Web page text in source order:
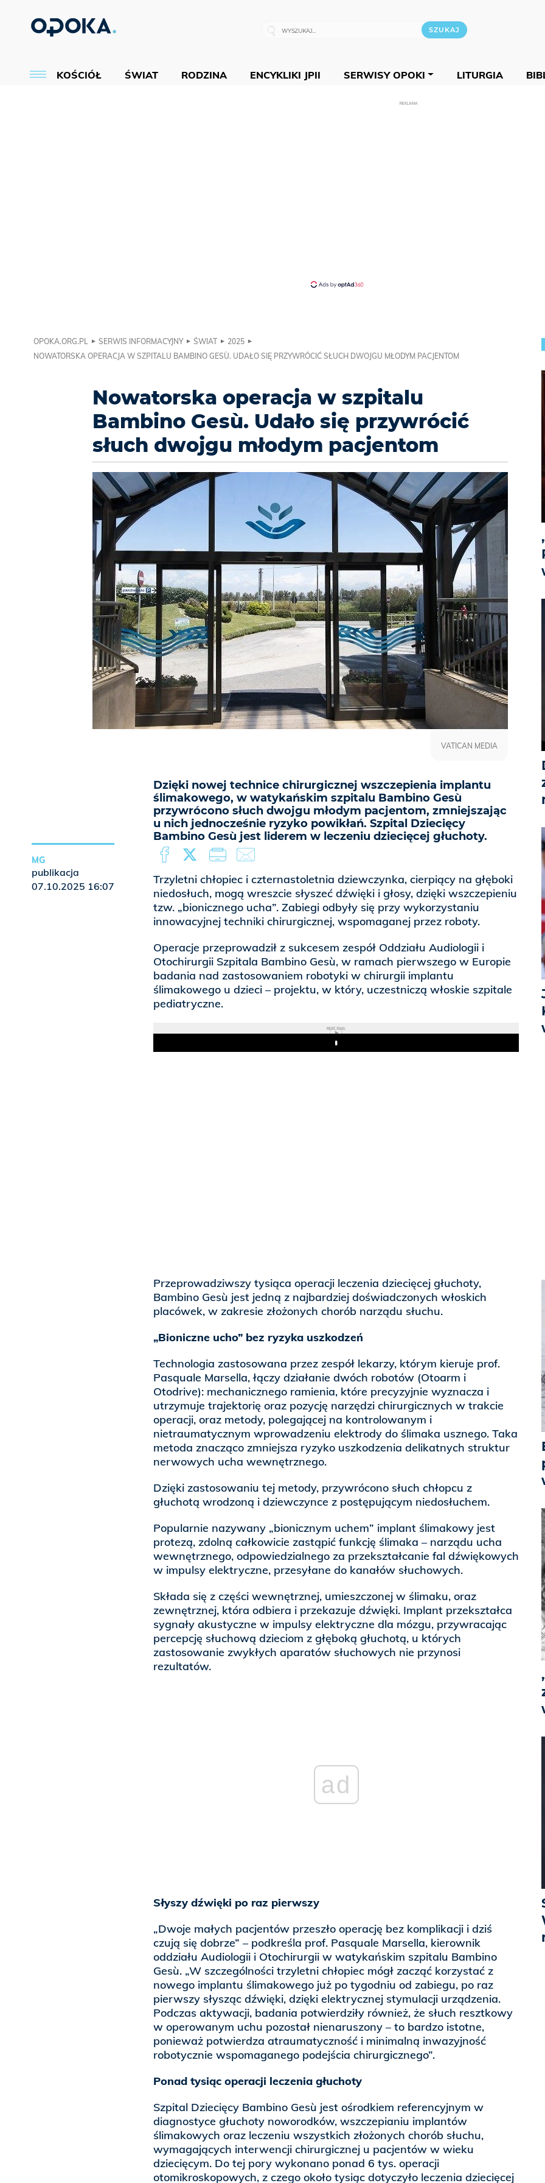
KOŚCIÓŁ ŚWIAT RODZINA ENCYKLIKI JPII SERWISY OPOKI LITURGIA
REKLAMA
OPOKA.ORG.PL SERWIS INFORMACYJNY ŚWIAT
2025
NOWATORSKA OPERACJA W SZPITALU BAMBINO GESÙ. UDAŁO SIĘ PRZYWRÓCIĆ SŁUCH DWOJGU MŁODYM PACJENTOM
Nowatorska operacja w szpitalu
Bambino Gesù. Udało się przywrócić
słuch dwojgu młodym pacjentom
Dzięki nowej technice chirurgicznej wszczepienia implantu
ślimakowego, w watykańskim szpitalu Bambino Gesù
przywrócono słuch dwojgu młodym pacjentom, zmniejszając
u nich jednocześnie ryzyko powikłań. Szpital Dziecięcy
Bambino Gesù jest liderem w leczeniu dziecięcej głuchoty.
VATICAN MEDIA
Trzyletni chłopiec i czternastoletnia dziewczynka, cierpiący na głęboki
niedosłuch, mogą wreszcie słyszeć dźwięki i głosy, dzięki wszczepieniu
tzw. „bionicznego ucha”. Zabiegi odbyły się przy wykorzystaniu
innowacyjnej techniki chirurgicznej, wspomaganej przez roboty.
Operacje przeprowadził z sukcesem zespół Oddziału Audiologii i
Otochirurgii Szpitala Bambino Gesù, w ramach pierwszego w Europie
badania nad zastosowaniem robotyki w chirurgii implantu
ślimakowego u dzieci – projektu, w który, uczestniczą włoskie szpitale
pediatryczne.
REKLAMA
Play
Przeprowadziwszy tysiąca operacji leczenia dziecięcej głuchoty,
Bambino Gesù jest jedną z najbardziej doświadczonych włoskich
placówek, w zakresie złożonych chorób narządu słuchu.
„Bioniczne ucho” bez ryzyka uszkodzeń
Technologia zastosowana przez zespół lekarzy, którym kieruje prof.
Pasquale Marsella, łączy działanie dwóch robotów (Otoarm i
Otodrive): mechanicznego ramienia, które precyzyjnie wyznacza i
utrzymuje trajektorię oraz pozycję narzędzi chirurgicznych w trakcie
operacji, oraz metody, polegającej na kontrolowanym i
nietraumatycznym wprowadzeniu elektrody do ślimaka usznego. Taka
metoda znacząco zmniejsza ryzyko uszkodzenia delikatnych struktur
nerwowych ucha wewnętrznego.
Dzięki zastosowaniu tej metody, przywrócono słuch chłopcu z
głuchotą wrodzoną i dziewczynce z postępującym niedosłuchem.
Popularnie nazywany „bionicznym uchem” implant ślimakowy jest
protezą, zdolną całkowicie zastąpić funkcję ślimaka – narządu ucha
wewnętrznego, odpowiedzialnego za przekształcanie fal dźwiękowych
w impulsy elektryczne, przesyłane do kanałów słuchowych.
Składa się z części wewnętrznej, umieszczonej w ślimaku, oraz
zewnętrznej, która odbiera i przekazuje dźwięki. Implant przekształca
sygnały akustyczne w impulsy elektryczne dla mózgu, przywracając
percepcję słuchową dzieciom z głęboką głuchotą, u których
zastosowanie zwykłych aparatów słuchowych nie przynosi
rezultatów.
ad
Słyszy dźwięki po raz pierwszy
„Dwoje małych pacjentów przeszło operację bez komplikacji i dziś
czują się dobrze” – podkreśla prof. Pasquale Marsella, kierownik
oddziału Audiologii i Otochirurgii w watykańskim szpitalu Bambino
Gesù. „W szczególności trzyletni chłopiec mógł zacząć korzystać z
nowego implantu ślimakowego już po tygodniu od zabiegu, po raz
pierwszy słysząc dźwięki, dzięki elektrycznej stymulacji urządzenia.
Podczas aktywacji, badania potwierdziły również, że słuch resztkowy
w operowanym uchu pozostał nienaruszony – to bardzo istotne,
ponieważ potwierdza atraumatyczność i minimalną inwazyjność
robotycznie wspomaganego podejścia chirurgicznego”.
Ponad tysiąc operacji leczenia głuchoty
Szpital Dziecięcy Bambino Gesù jest ośrodkiem referencyjnym w
diagnostyce głuchoty noworodków, wszczepianiu implantów
ślimakowych oraz leczeniu wszystkich złożonych chorób słuchu,
wymagających interwencji chirurgicznej u pacjentów w wieku
dziecięcym. Do tej pory wykonano ponad 6 tys. operacji
otomikroskopowych, z czego około tysiąc dotyczyło leczenia dziecięcej
MG
publikacja
07.10.2025 16:07